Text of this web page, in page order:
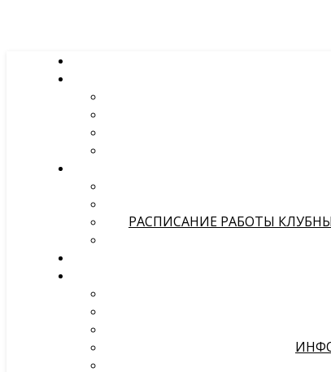
РАСПИСАНИЕ РАБОТЫ